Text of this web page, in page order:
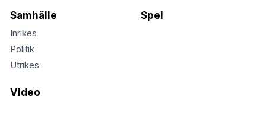
Samhälle
Inrikes
Politik
Utrikes
Spel
Video